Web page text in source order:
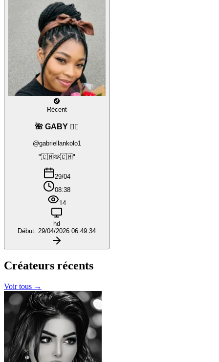
Récent
🌺 GABY ❤️‍🔥
@gabriellankolo1
"🇨🇲🫶🇨🇲"
29/04
08:38
14
hd
Début: 29/04/2026 06:49:34
Créateurs récents
Voir tous →